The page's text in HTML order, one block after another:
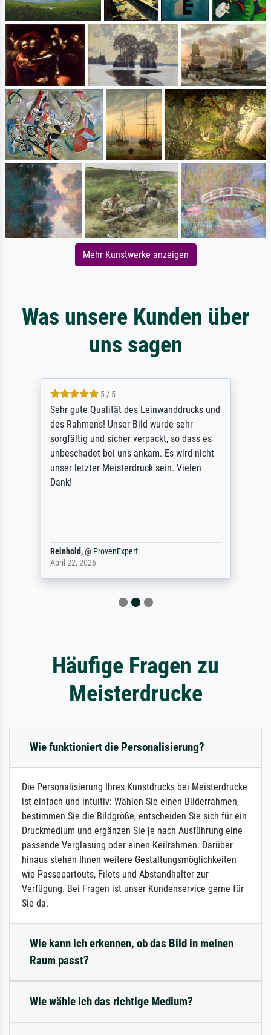
Mehr Kunstwerke anzeigen
Was unsere Kunden über
uns sagen
5 / 5
Sehr gute Qualität des Leinwanddrucks und
des Rahmens! Unser Bild wurde sehr
sorgfältig und sicher verpackt, so dass es
unbeschadet bei uns ankam. Es wird nicht
unser letzter Meisterdruck sein. Vielen
Dank!
Reinhold,@ ProvenExpert
April 22, 2026
Häufige Fragen zu
Meisterdrucke
Wie funktioniert die Personalisierung?
Die Personalisierung Ihres Kunstdrucks bei Meisterdrucke
ist einfach und intuitiv: Wählen Sie einen Bilderrahmen,
bestimmen Sie die Bildgröße, entscheiden Sie sich für ein
Druckmedium und ergänzen Sie je nach Ausführung eine
passende Verglasung oder einen Keilrahmen. Darüber
hinaus stehen Ihnen weitere Gestaltungsmöglichkeiten
wie Passepartouts, Filets und Abstandhalter zur
Verfügung. Bei Fragen ist unser Kundenservice gerne für
Sie da.
Wie kann ich erkennen, ob das Bild in meinen
Raum passt?
Wie wähle ich das richtige Medium?